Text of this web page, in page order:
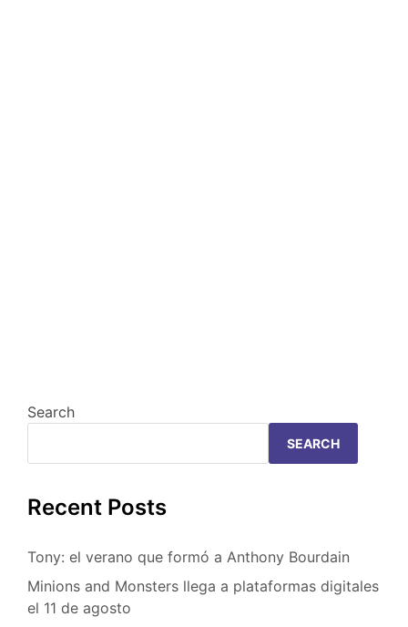
Search
SEARCH
Recent Posts
Tony: el verano que formó a Anthony Bourdain
Minions and Monsters llega a plataformas digitales
el 11 de agosto